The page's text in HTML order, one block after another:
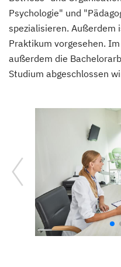
Psychologie" und
spezialisieren. Außerdem
Praktikum vorgesehen.
außerdem die
Studium abgeschlossen